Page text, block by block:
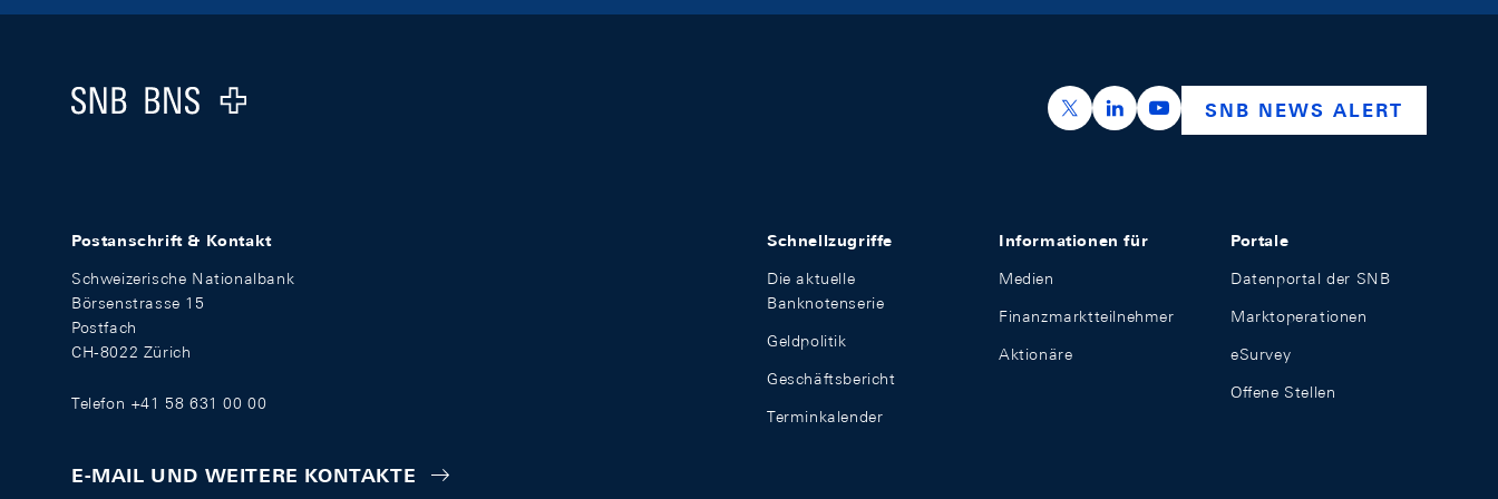
Logo
https://x.com/snb_bns
https://ch.linkedin.com/company/swiss-
https://www.youtube.com/
SNB NEWS ALERT
Postanschrift & Kontakt
Schweizerische Nationalbank
Börsenstrasse 15
Postfach
CH-8022 Zürich
Telefon +41 58 631 00 00
E-MAIL UND WEITERE KONTAKTE
Schnellzugriffe
Die aktuelle
Banknotenserie
Geldpolitik
Geschäftsbericht
Terminkalender
Informationen für
Medien
Finanzmarktteilnehmer
Aktionäre
Portale
Datenportal der SNB
Marktoperationen
eSurvey
Offene Stellen